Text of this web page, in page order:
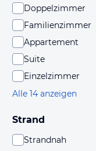
Doppelzimmer
Familienzimmer
Appartement
Suite
Einzelzimmer
Alle 14 anzeigen
Strand
Strandnah